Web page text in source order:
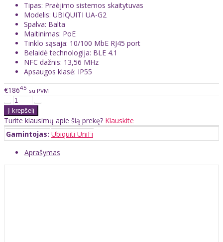
Tipas: Praėjimo sistemos skaitytuvas
Modelis: UBIQUITI UA-G2
Spalva: Balta
Maitinimas: PoE
Tinklo sąsaja: 10/100 MbE RJ45 port
Belaidė technologija: BLE 4.1
NFC dažnis: 13,56 MHz
Apsaugos klasė: IP55
€18645 su PVM
Turite klausimų apie šią prekę? Klauskite
Gamintojas: Ubiquiti UniFi
Aprašymas